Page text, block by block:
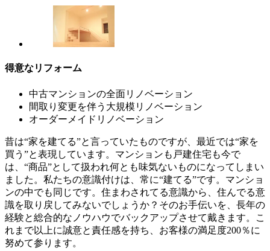
得意なリフォーム
中古マンションの全面リノベーション
間取り変更を伴う大規模リノベーション
オーダーメイドリノベーション
昔は“家を建てる”と言っていたものですが、最近では“家を
買う”と表現しています。マンションも戸建住宅も今で
は、“商品”として扱われ何とも味気ないものになってしまい
ました。私たちの意識付けは、常に“建てる”です。マンショ
ンの中でも同じです。住まわされてる意識から、住んでる意
識を取り戻してみないでしょうか？そのお手伝いを、長年の
経験と総合的なノウハウでバックアップさせて戴きます。こ
れまで以上に誠意と責任感を持ち、お客様の満足度200％に
努めて参ります。